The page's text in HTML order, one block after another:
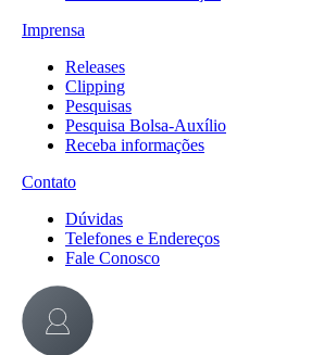
Imprensa
Releases
Clipping
Pesquisas
Pesquisa Bolsa-Auxílio
Receba informações
Contato
Dúvidas
Telefones e Endereços
Fale Conosco